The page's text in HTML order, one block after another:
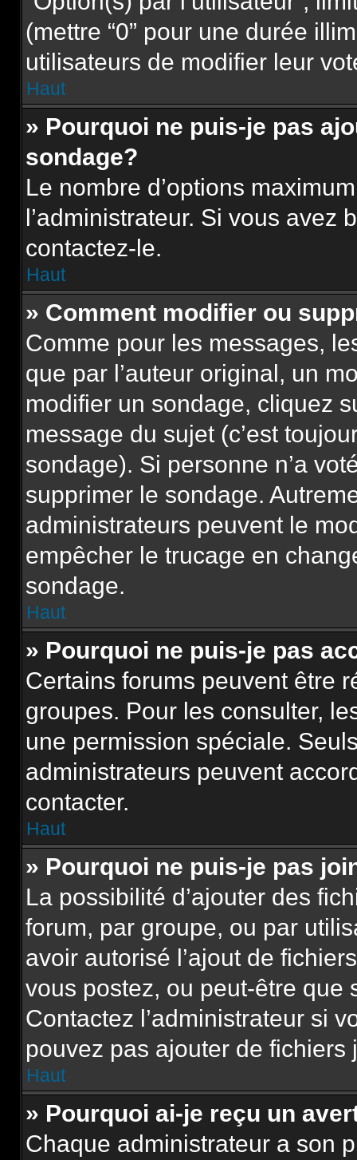
(mettre “0” pour une durée
utilisateurs de modifier leur
Haut
» Pourquoi ne puis-je pas
sondage?
Le nombre d’options
l’administrateur. Si vous avez
contactez-le.
Haut
» Comment modifier ou
Comme pour les messages,
que par l’auteur original, un
modifier un sondage, cliquez
message du sujet (c’est
sondage). Si personne n’a
supprimer le sondage.
administrateurs peuvent le
empêcher le trucage en
sondage.
Haut
» Pourquoi ne puis-je pas
Certains forums peuvent être
groupes. Pour les consulter,
une permission spéciale.
administrateurs peuvent
contacter.
Haut
» Pourquoi ne puis-je pas
La possibilité d’ajouter des
forum, par groupe, ou par
avoir autorisé l’ajout de
vous postez, ou peut-être que
Contactez l’administrateur si
pouvez pas ajouter de fichiers
Haut
» Pourquoi ai-je reçu un
Chaque administrateur a son